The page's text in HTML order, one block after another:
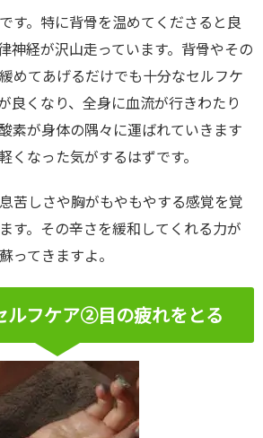
す。特に背骨を温めてくださると良
神経が沢山走っています。背骨やその
めてあげるだけでも十分なセルフケ
良くなり、全身に血流が行きわたり
素が身体の隅々に運ばれていきます
くなった気がするはずです。
苦しさや胸がもやもやする感覚を覚
す。その辛さを緩和してくれる力が
ってきますよ。
ルフケア②目の疲れをとる